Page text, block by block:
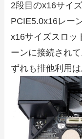
2段目のx16サイ
PCIE5.0x16レー
x16サイズスロッ
ーンに接続され
ずれも排他利用は